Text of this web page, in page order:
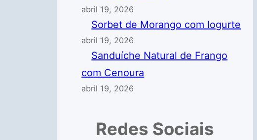
abril 19, 2026
Sorbet de Morango com Iogurte
abril 19, 2026
Sanduíche Natural de Frango
com Cenoura
abril 19, 2026
Redes Sociais